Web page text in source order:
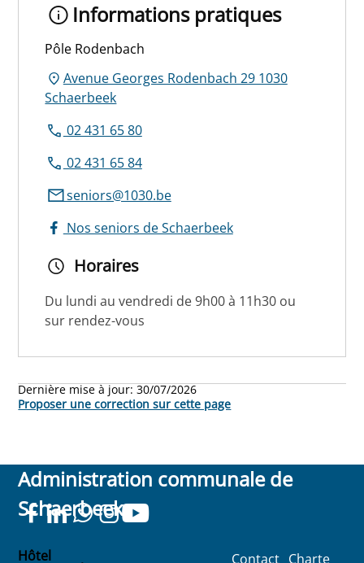
Informations pratiques
Pôle Rodenbach
Avenue Georges Rodenbach 29 1030
Schaerbeek
02 431 65 80
02 431 65 84
seniors@1030.be
Nos seniors de Schaerbeek
Horaires
Du lundi au vendredi de 9h00 à 11h30 ou
sur rendez-vous
Dernière mise à jour:30/07/2026
Proposer une correction sur cette page
Administration communale de
Schaerbeek
Hôtel Contact Charte